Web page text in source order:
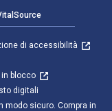
di accessibilità
blocco
digitali
modo sicuro. Compra in